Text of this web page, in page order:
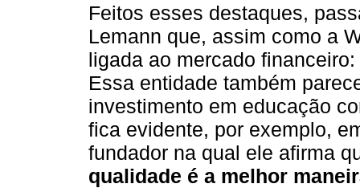
Feitos esses destaques,
Lemann que, assim como a
ligada ao mercado
Essa entidade também
investimento em educação
fica evidente, por exemplo,
fundador na qual ele afirma
qualidade é a melhor